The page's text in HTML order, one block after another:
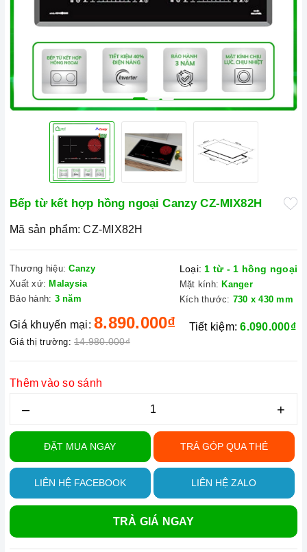
Bếp từ kết hợp hồng ngoại Canzy CZ-MIX82H
Mã sản phẩm: CZ-MIX82H
Thương hiệu: Canzy
Xuất xứ: Malaysia
Bảo hành: 3 năm
Loại: 1 từ - 1 hồng ngoại
Mặt kính: Kanger
Kích thước: 730 x 430 mm
Giá khuyến mại: 8.890.000₫
Giá thị trường: 14.980.000₫
Tiết kiệm:6.090.000₫
Thêm vào so sánh
– +
ĐẶT MUA NGAY TRẢ GÓP QUA THẺ
LIÊN HỆ FACEBOOK LIÊN HỆ ZALO
TRẢ GIÁ NGAY